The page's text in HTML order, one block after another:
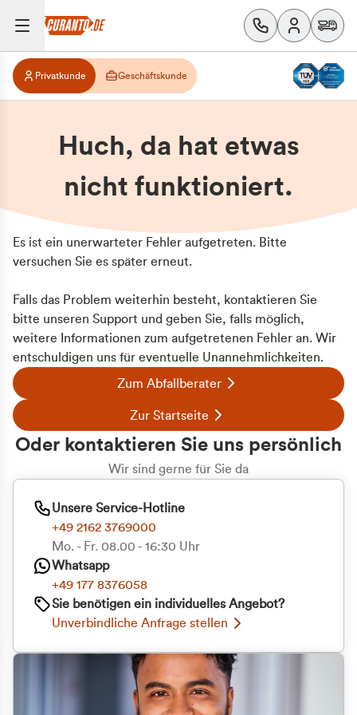
Zustimmung
Wir verwenden Cookies, um Inhalte und Anzeigen
zu personalisieren, Funktionen für soziale Medien
anbieten zu können und die Zugriffe auf unsere
Privatkunde Geschäftskunde
Huch, da hat etwas
nicht funktioniert.
Es ist ein unerwarteter Fehler aufgetreten. Bitte
versuchen Sie es später erneut.
Falls das Problem weiterhin besteht, kontaktieren Sie
bitte unseren Support und geben Sie, falls möglich,
weitere Informationen zum aufgetretenen Fehler an. Wir
entschuldigen uns für eventuelle Unannehmlichkeiten.
Zum Abfallberater
Zur Startseite
Oder kontaktieren Sie uns persönlich
Wir sind gerne für Sie da
Unsere Service-Hotline
+49 2162 3769000
Mo. - Fr. 08.00 - 16:30 Uhr
Whatsapp
+49 177 8376058
Sie benötigen ein individuelles Angebot?
Unverbindliche Anfrage stellen